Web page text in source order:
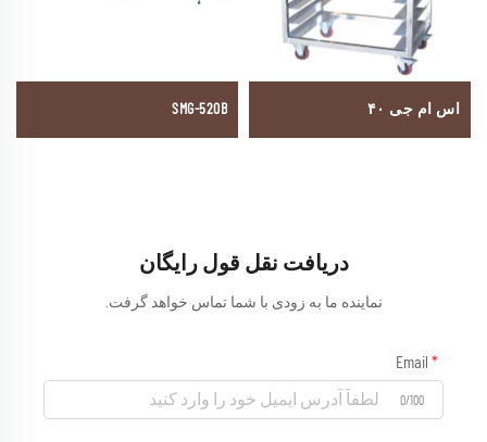
اس ام جی ۴۰ SMG-520B
دریافت نقل قول رایگان
نماینده ما به زودی با شما تماس خواهد گرفت.
0/100